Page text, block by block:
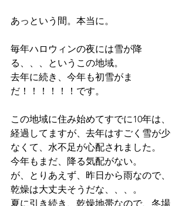
あっという間。本当に。
毎年ハロウィンの夜には雪が降
る、、、というこの地域。
去年に続き、今年も初雪がま
だ！！！！！！です。
この地域に住み始めてすでに10年は、
経過してますが、去年はすごく雪が少
なくて、水不足が心配されました。
今年もまだ、降る気配がない。
が、とりあえず、昨日から雨なので、
乾燥は大丈夫そうだな、、、。
夏に引き続き、乾燥地帯なので、冬場